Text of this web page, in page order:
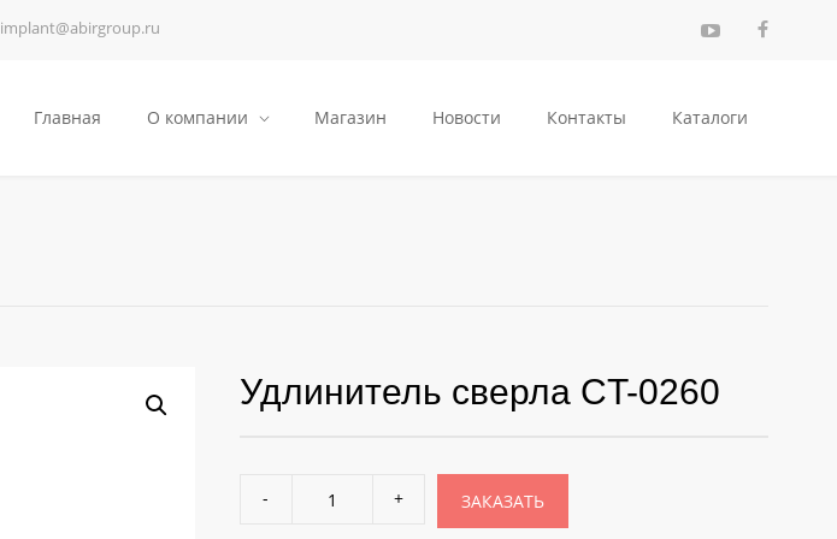
implant@abirgroup.ru
Главная О компании Магазин Новости Контакты Каталоги
Удлинитель сверла CT-0260
ЗАКАЗАТЬ